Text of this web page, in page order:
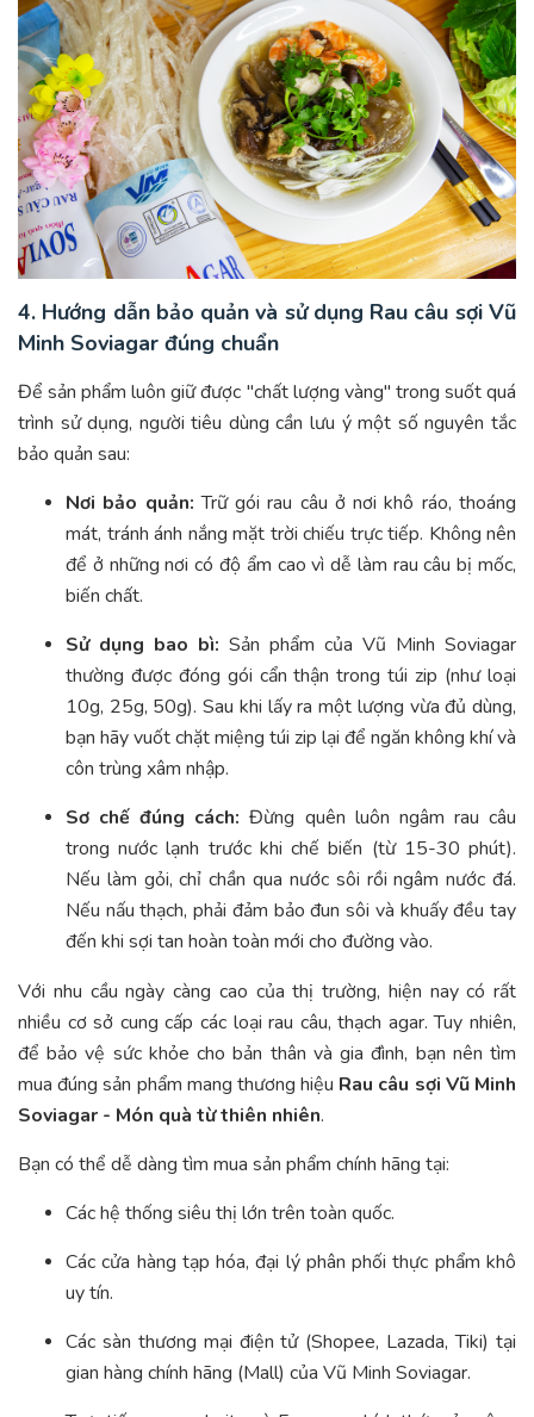
4. Hướng dẫn bảo quản và sử dụng Rau câu sợi Vũ
Minh Soviagar đúng chuẩn
Để sản phẩm luôn giữ được "chất lượng vàng" trong suốt quá
trình sử dụng, người tiêu dùng cần lưu ý một số nguyên tắc
bảo quản sau:
Nơi bảo quản: Trữ gói rau câu ở nơi khô ráo, thoáng
mát, tránh ánh nắng mặt trời chiếu trực tiếp. Không nên
để ở những nơi có độ ẩm cao vì dễ làm rau câu bị mốc,
biến chất.
Sử dụng bao bì: Sản phẩm của Vũ Minh Soviagar
thường được đóng gói cẩn thận trong túi zip (như loại
10g, 25g, 50g). Sau khi lấy ra một lượng vừa đủ dùng,
bạn hãy vuốt chặt miệng túi zip lại để ngăn không khí và
côn trùng xâm nhập.
Sơ chế đúng cách: Đừng quên luôn ngâm rau câu
trong nước lạnh trước khi chế biến (từ 15-30 phút).
Nếu làm gỏi, chỉ chần qua nước sôi rồi ngâm nước đá.
Nếu nấu thạch, phải đảm bảo đun sôi và khuấy đều tay
đến khi sợi tan hoàn toàn mới cho đường vào.
Với nhu cầu ngày càng cao của thị trường, hiện nay có rất
nhiều cơ sở cung cấp các loại rau câu, thạch agar. Tuy nhiên,
để bảo vệ sức khỏe cho bản thân và gia đình, bạn nên tìm
mua đúng sản phẩm mang thương hiệu Rau câu sợi Vũ Minh
Soviagar - Món quà từ thiên nhiên.
Bạn có thể dễ dàng tìm mua sản phẩm chính hãng tại:
Các hệ thống siêu thị lớn trên toàn quốc.
Các cửa hàng tạp hóa, đại lý phân phối thực phẩm khô
uy tín.
Các sàn thương mại điện tử (Shopee, Lazada, Tiki) tại
gian hàng chính hãng (Mall) của Vũ Minh Soviagar.